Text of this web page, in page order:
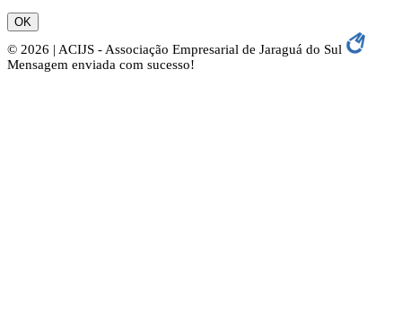
OK
© 2026 | ACIJS - Associação Empresarial de Jaraguá do Sul
Mensagem enviada com sucesso!